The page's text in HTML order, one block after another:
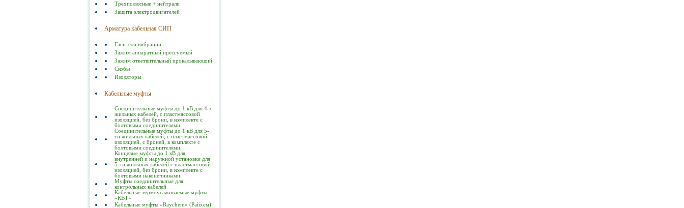
Трехполюсные + нейтрали
Защита электродвигателей
Арматура кабельная СИП
Гасители вибрации
Зажим аппаратный прессуемый
Зажим ответвительный прокалывающий
Скобы
Изоляторы
Кабельные муфты
Соединительные муфты до 1 кВ для 4-х
жильных кабелей, с пластмассовой
изоляцией, без брони, в комплекте с
болтовыми соединителями.
Соединительные муфты до 1 кВ для 5-
ти жильных кабелей, с пластмассовой
изоляцией, с броней, в комплекте с
болтовыми соединителями.
Концевые муфты до 1 кВ для
внутренней и наружной установки для
5-ти жильных кабелей с пластмассовой
изоляцией, без брони, в комплекте с
болтовыми наконечниками.
Муфты соединительные для
контрольных кабелей
Кабельные термоусаживаемые муфты
«КВТ»
Кабельные муфты «Raychem» (Райхем)